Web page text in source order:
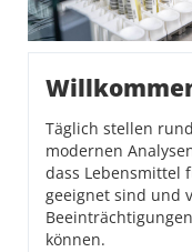
Täglich stellen
modernen
dass Lebensmittel
geeignet sind und
können.